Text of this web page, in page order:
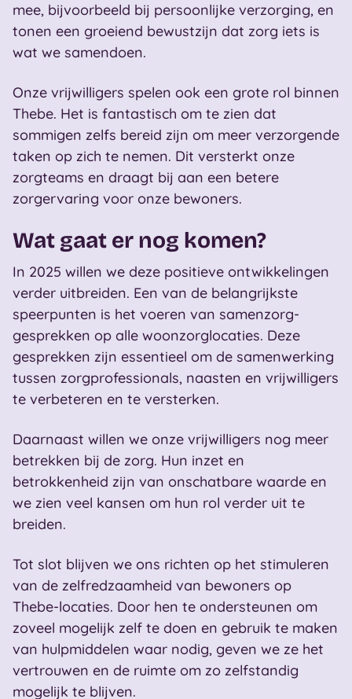
mee, bijvoorbeeld bij persoonlijke verzorging, en
tonen een groeiend bewustzijn dat zorg iets is
wat we samendoen.
Onze vrijwilligers spelen ook een grote rol binnen
Thebe. Het is fantastisch om te zien dat
sommigen zelfs bereid zijn om meer verzorgende
taken op zich te nemen. Dit versterkt onze
zorgteams en draagt bij aan een betere
zorgervaring voor onze bewoners.
Wat gaat er nog komen?
In 2025 willen we deze positieve ontwikkelingen
verder uitbreiden. Een van de belangrijkste
speerpunten is het voeren van samenzorg-
gesprekken op alle woonzorglocaties. Deze
gesprekken zijn essentieel om de samenwerking
tussen zorgprofessionals, naasten en vrijwilligers
te verbeteren en te versterken.
Daarnaast willen we onze vrijwilligers nog meer
betrekken bij de zorg. Hun inzet en
betrokkenheid zijn van onschatbare waarde en
we zien veel kansen om hun rol verder uit te
breiden.
Tot slot blijven we ons richten op het stimuleren
van de zelfredzaamheid van bewoners op
Thebe-locaties. Door hen te ondersteunen om
zoveel mogelijk zelf te doen en gebruik te maken
van hulpmiddelen waar nodig, geven we ze het
vertrouwen en de ruimte om zo zelfstandig
mogelijk te blijven.